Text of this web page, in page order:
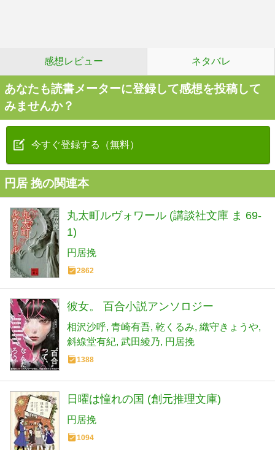
感想レビュー ネタバレ
あなたも読書メーターに登録して感想を投稿して
みませんか？
今すぐ登録する（無料）
円居 挽の関連本
丸太町ルヴォワール (講談社文庫 ま 69-
1)
円居挽
2862
彼女。 百合小説アンソロジー
相沢沙呼 青崎有吾 乾くるみ 織守きょうや
斜線堂有紀 武田綾乃 円居挽
1388
日曜は憧れの国 (創元推理文庫)
円居挽
1094